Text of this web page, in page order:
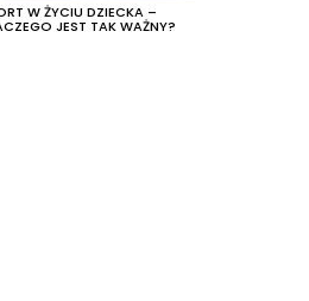
W ŻYCIU DZIECKA –
JEST TAK WAŻNY?